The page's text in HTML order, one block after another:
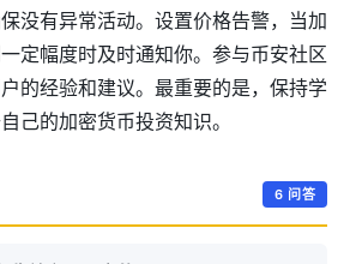
没有异常活动。设置价格告警，当加
定幅度时及时通知你。参与币安社区
的经验和建议。最重要的是，保持学
己的加密货币投资知识。
6 问答